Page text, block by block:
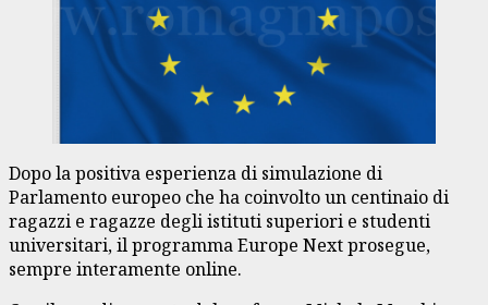
Dopo la positiva esperienza di simulazione di
Parlamento europeo che ha coinvolto un centinaio di
ragazzi e ragazze degli istituti superiori e studenti
universitari, il programma Europe Next prosegue,
sempre interamente online.